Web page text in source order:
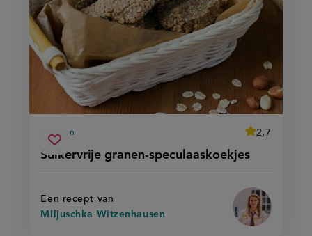
Suikervrije granen-speculaaskoekjes
voorbereidingstijd
30 min
average
2,7
Beoordeel
Een recept van
Miljuschka Witzenhausen
Sla
suikervrije
granen-
speculaaskoekjes